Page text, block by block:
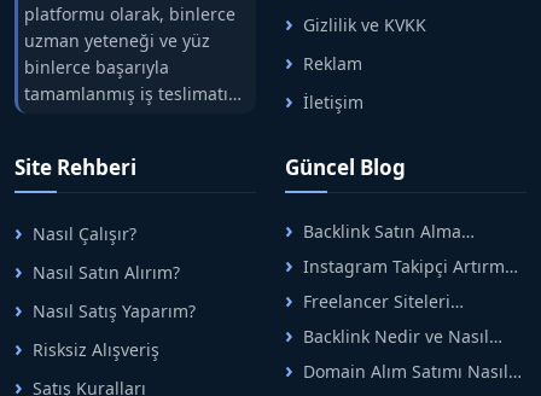
platformu olarak, binlerce
uzman yeteneği ve yüz
binlerce başarıyla
tamamlanmış iş teslimatını
tek çatıda buluşturuyoruz.
arasındaki süreci risksiz
alışveriş sistemi ile koruyan
ticaretin güvenli
adreslerinden birisidir.
Gizlilik ve KVKK
Reklam
İletişim
Site Rehberi
Nasıl Çalışır?
Nasıl Satın Alırım?
Nasıl Satış Yaparım?
Risksiz Alışveriş
Satış Kuralları
Güncel Blog
Backlink Satın Alma
Rehberi: Güvenli SEO İçin
Doğru Adımlar
Instagram Takipçi Artırma
Yöntemleri: Organik Büyüme
Rehberi
Freelancer Siteleri
Arasında Doğru Seçim Nasıl
Yapılır
Backlink Nedir ve Nasıl
Alınır? Etkili Yöntemler
Domain Alım Satımı Nasıl